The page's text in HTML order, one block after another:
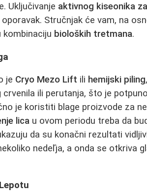
Uključivanje aktivnog kiseonika
Stručnjak će vam, na
kombinaciju bioloških tretmana.
je Cryo Mezo Lift ili hemijski piling
ili perutanja, što je
je koristiti blage proizvode za
lica u ovom periodu treba da
da su konačni rezultati
nedeľja, a onda se otkriva